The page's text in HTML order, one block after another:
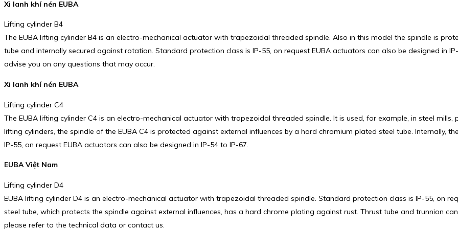
Xi lanh khí nén EUBA
Lifting cylinder B4
The EUBA lifting cylinder B4 is an electro-mechanical actuator with trapezoidal threaded spindle. Also in this model the spindle is
tube and internally secured against rotation. Standard protection class is IP-55, on request EUBA actuators can also be designed in
advise you on any questions that may occur.
Xi lanh khí nén EUBA
Lifting cylinder C4
The EUBA lifting cylinder C4 is an electro-mechanical actuator with trapezoidal threaded spindle. It is used, for example, in steel
lifting cylinders, the spindle of the EUBA C4 is protected against external influences by a hard chromium plated steel tube. Internally,
IP-55, on request EUBA actuators can also be designed in IP-54 to IP-67.
EUBA Việt Nam
Lifting cylinder D4
EUBA lifting cylinder D4 is an electro-mechanical actuator with trapezoidal threaded spindle. Standard protection class is IP-55, on
steel tube, which protects the spindle against external influences, has a hard chrome plating against rust. Thrust tube and trunnion
please refer to the technical data or contact us.